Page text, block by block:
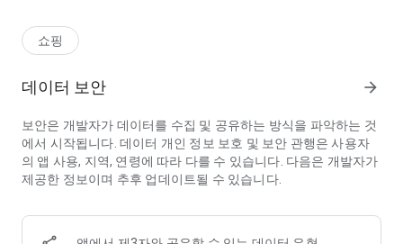
★ 모바일 쿠폰 거래를 위한 전용 채팅 서비스
- 팔라고의 채팅 서비스 '팔라고 톡'은 쿠폰 번호 보관함 전송, 판
각종 편리한 기능을 제공합니다.
★ 마일리지 충전 및 출금 기능
으로 충전할 수 있으며, 거래장터에서 쿠폰을 판매한 후 지급받은
마일리지는 언제든지 온라인 계좌이체를 통해 현금으로 출금할
쇼핑
데이터 보안 arrow_forward
보안은 개발자가 데이터를 수집 및 공유하는 방식을 파악하는 것
에서 시작됩니다. 데이터 개인 정보 보호 및 보안 관행은 사용자
의 앱 사용, 지역, 연령에 따라 다를 수 있습니다. 다음은 개발자가
제공한 정보이며 추후 업데이트될 수 있습니다.